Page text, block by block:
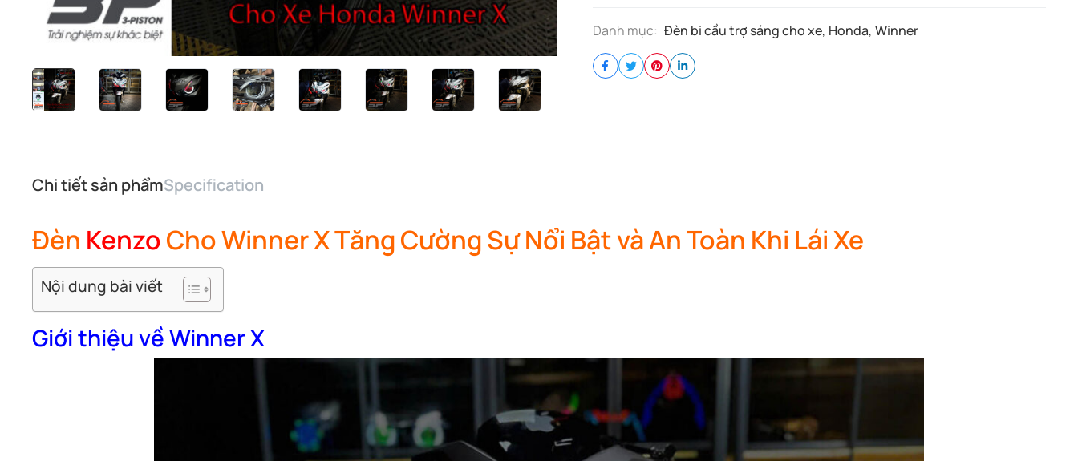
-
S600
Pro
V2
Danh mục: Đèn bi cầu trợ sáng cho xe, Honda, Winner
Chi tiết sản phẩmSpecification
Đèn KenzoCho Winner X Tăng Cường Sự Nổi Bật và An Toàn Khi Lái Xe
Nội dung bài viết
Giới thiệu về Winner X